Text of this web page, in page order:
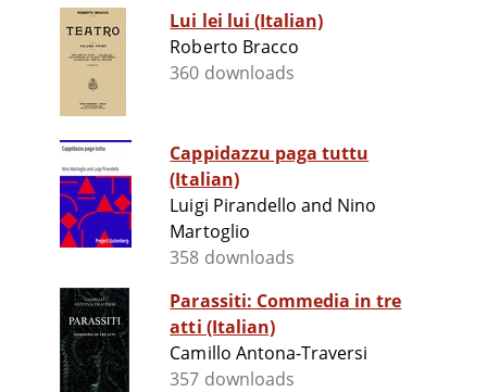
Lui lei lui (Italian)
Roberto Bracco
360 downloads
Cappidazzu paga tuttu
(Italian)
Luigi Pirandello and Nino
Martoglio
358 downloads
Parassiti: Commedia in tre
atti (Italian)
Camillo Antona-Traversi
357 downloads